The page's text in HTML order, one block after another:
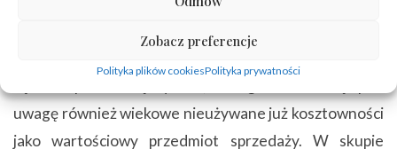
Zobacz preferencje
Polityka plików cookiesPolityka prywatności
uwagę również wiekowe nieużywane już kosztowności
jako wartościowy przedmiot sprzedaży. W skupie